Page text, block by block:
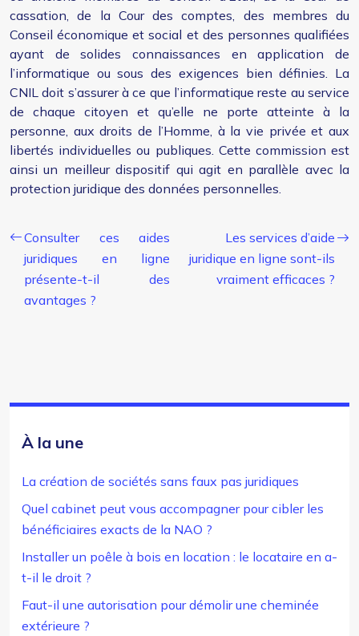
cassation, de la Cour des comptes, des membres du
Conseil économique et social et des personnes qualifiées
ayant de solides connaissances en application de
l’informatique ou sous des exigences bien définies. La
CNIL doit s’assurer à ce que l’informatique reste au service
de chaque citoyen et qu’elle ne porte atteinte à la
personne, aux droits de l’Homme, à la vie privée et aux
libertés individuelles ou publiques. Cette commission est
ainsi un meilleur dispositif qui agit en parallèle avec la
protection juridique des données personnelles.
Consulter ces aides
juridiques en ligne
présente-t-il des
avantages ?
Les services d’aide
juridique en ligne sont-ils
vraiment efficaces ?
À la une
La création de sociétés sans faux pas juridiques
Quel cabinet peut vous accompagner pour cibler les
bénéficiaires exacts de la NAO ?
Installer un poêle à bois en location : le locataire en a-
t-il le droit ?
Faut-il une autorisation pour démolir une cheminée
extérieure ?